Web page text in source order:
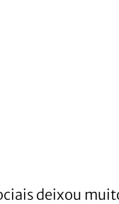
deixou